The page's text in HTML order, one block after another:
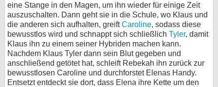
eine Stange in den Magen, um ihn wieder für einige Zeit
auszuschalten. Dann geht sie in die Schule, wo Klaus und
die anderen sich aufhalten, greiftCaroline, sodass diese
bewusstlos wird und schnappt sich schließlich Tyler, damit
Klaus ihn zu einem seiner Hybriden machen kann.
Nachdem Klaus Tyler dann sein Blut gegeben und
anschließend getötet hat, schleift Rebekah ihn zurück zur
bewusstlosen Caroline und durchforstet Elenas Handy.
Entsetzt entdeckt sie dort, dass Elena ihre Kette um den